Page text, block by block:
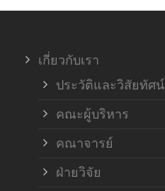
เกี่ยวกับเรา
ประวัติและวิสัยทัศน์
คณะผู้บริหาร
คณาจารย์
ฝ่ายวิจัย